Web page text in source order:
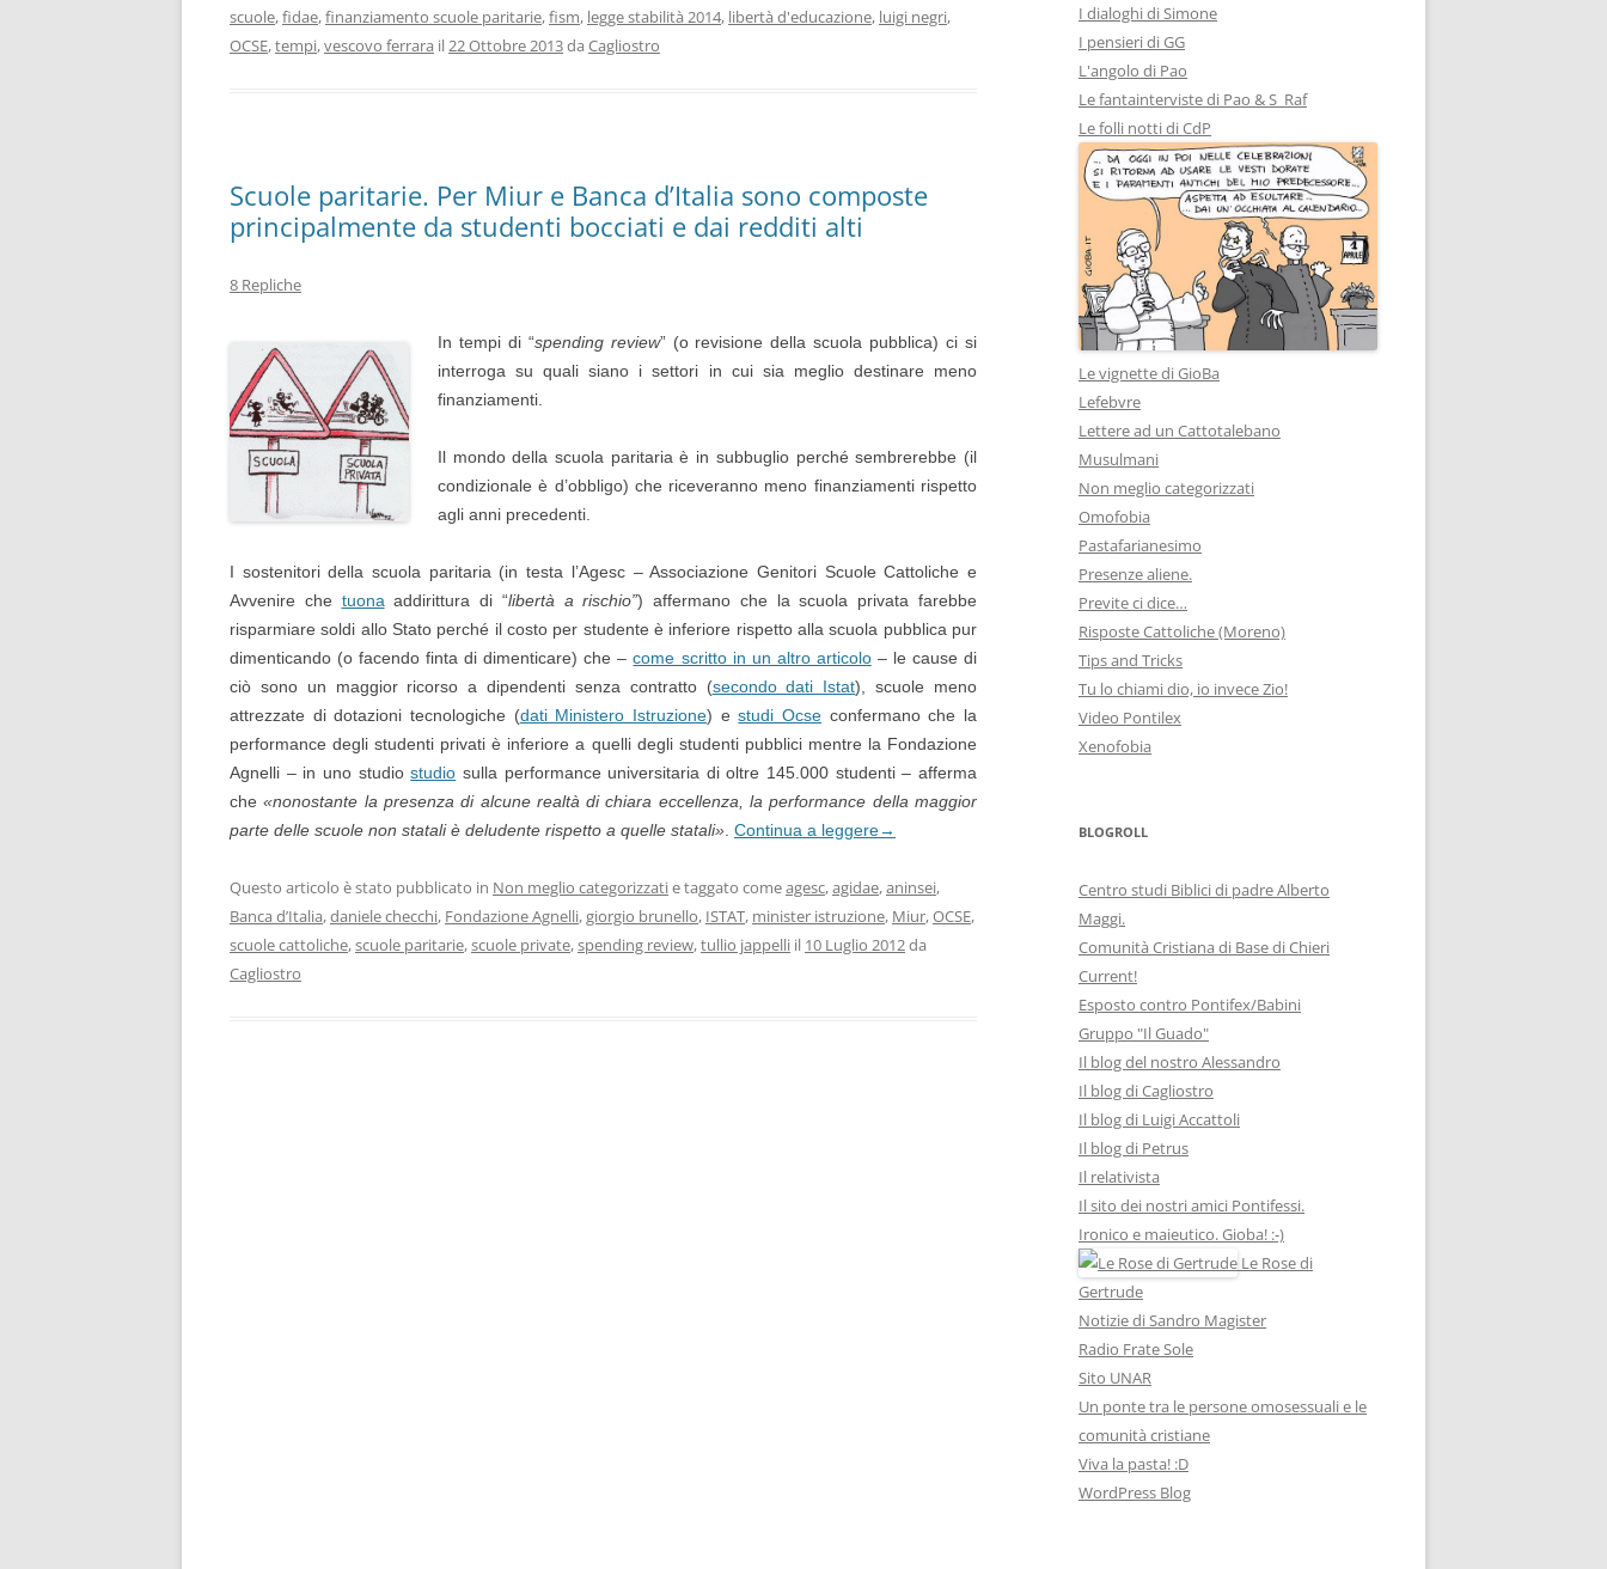
scuole,fidae,finanziamento scuole paritarie,fism, legge stabilità 2014, libertà d'educazione, luigi negri,
OCSE,tempi,vescovo ferrara il22 Ottobre 2013da Cagliostro
Scuole paritarie. Per Miur e Banca d’Italia sono composte
principalmente da studenti bocciati e dai redditi alti
8 Repliche
In tempi di “spending review” (o revisione della scuola pubblica) ci si
interroga su quali siano i settori in cui sia meglio destinare meno
finanziamenti.
Il mondo della scuola paritaria è in subbuglio perché sembrerebbe (il
condizionale è d’obbligo) che riceveranno meno finanziamenti rispetto
agli anni precedenti.
I sostenitori della scuola paritaria (in testa l’Agesc – Associazione Genitori Scuole Cattoliche e
Avvenire che tuona addirittura di “libertà a rischio”) affermano che la scuola privata farebbe
risparmiare soldi allo Stato perché il costo per studente è inferiore rispetto alla scuola pubblica pur
dimenticando (o facendo finta di dimenticare) che –come scritto in un altro articolo– le cause di
ciò sono un maggior ricorso a dipendenti senza contratto (secondo dati Istat), scuole meno
attrezzate di dotazioni tecnologiche (dati Ministero Istruzione) estudi Ocse confermano che la
performance degli studenti privati è inferiore a quelli degli studenti pubblici mentre la Fondazione
Agnelli – in uno studiostudio sulla performance universitaria di oltre 145.000 studenti – afferma
che«nonostante la presenza di alcune realtà di chiara eccellenza, la performance della maggior
parte delle scuole non statali è deludente rispetto a quelle statali» Continua a leggere→
Questo articolo è stato pubblicato in Non meglio categorizzatie taggato comeagesc,agidae,aninsei,
Banca d’Italia,daniele checchi, Fondazione Agnelli,giorgio brunello, ISTAT, minister istruzione, Miur,OCSE,
scuole cattoliche,scuole paritarie,scuole private,spending review,tullio jappelli il 10 Luglio 2012da
Cagliostro
I dialoghi di Simone
I pensieri di GG
L'angolo di Pao
Le fantainterviste di Pao & S_Raf
Le folli notti di CdP
Le vignette di GioBa
Lefebvre
Lettere ad un Cattotalebano
Musulmani
Non meglio categorizzati
Omofobia
Pastafarianesimo
Presenze aliene.
Previte ci dice…
Risposte Cattoliche (Moreno)
Tips and Tricks
Tu lo chiami dio, io invece Zio!
Video Pontilex
Xenofobia
BLOGROLL
Centro studi Biblici di padre Alberto
Maggi.
Comunità Cristiana di Base di Chieri
Current!
Esposto contro Pontifex/Babini
Gruppo "Il Guado"
Il blog del nostro Alessandro
Il blog di Cagliostro
Il blog di Luigi Accattoli
Il blog di Petrus
Il relativista
Il sito dei nostri amici Pontifessi.
Ironico e maieutico. Gioba! :-)
Le Rose di
Gertrude
Notizie di Sandro Magister
Radio Frate Sole
Sito UNAR
Un ponte tra le persone omosessuali e le
comunità cristiane
Viva la pasta! :D
WordPress Blog